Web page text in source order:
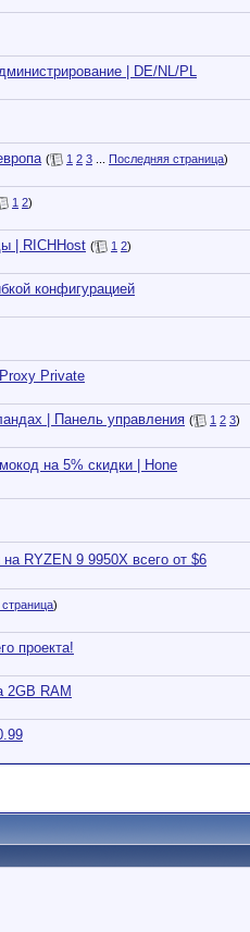
| DE/NL/PL
( 1 2 3 Последняя страница)
1 2)
| RICHHost ( 1 2)
конфигурацией
Private
| Панель управления ( 1 2 3)
на 5% скидки | Hone
9 9950X всего от $6
)
проекта!
2GB RAM